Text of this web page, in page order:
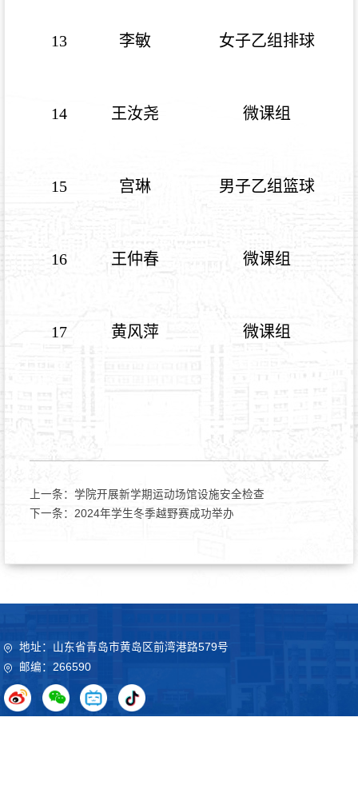
13 李敏 女子乙组排球
14 王汝尧 微课组
15 宫琳 男子乙组篮球
16 王仲春 微课组
17 黄风萍 微课组
上一条： 学院开展新学期运动场馆设施安全检查
下一条： 2024年学生冬季越野赛成功举办
地址：山东省青岛市黄岛区前湾港路579号
邮编：266590